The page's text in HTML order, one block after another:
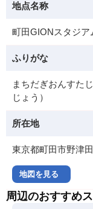
地点名称
町田GIONスタジア
ふりがな
まちだぎおんすた
じょう）
所在地
東京都町田市野津
地図を見る
周辺のおすすめ